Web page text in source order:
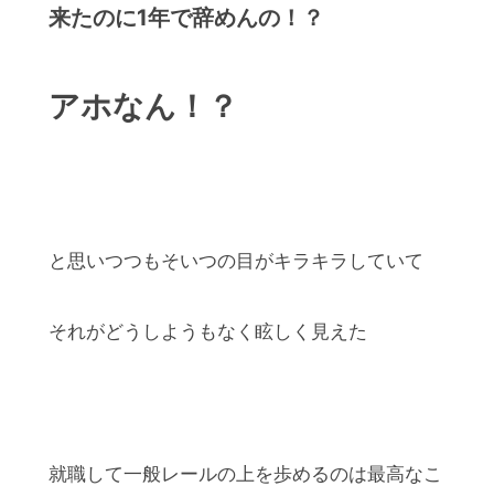
来たのに1年で辞めんの！？
アホなん！？
と思いつつもそいつの目がキラキラしていて
それがどうしようもなく眩しく見えた
就職して一般レールの上を歩めるのは最高なこ